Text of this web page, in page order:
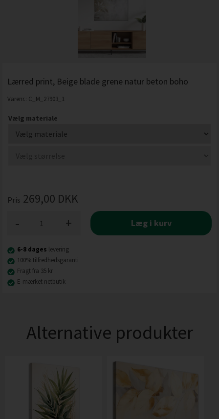
Lærred print, Beige blade grene natur beton boho
Varenr.: C_M_27903_1
Vælg materiale
Pris 269,00 DKK
+
- Læg i kurv
6-8 dages levering
100% tilfredhedsgaranti
Fragt fra 35 kr
E-mærket netbutik
Alternative produkter